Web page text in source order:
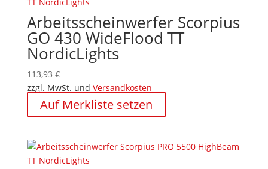
Arbeitsscheinwerfer Scorpius
GO 430 WideFlood TT
NordicLights
113,93 €
zzgl. MwSt. und Versandkosten
Auf Merkliste setzen